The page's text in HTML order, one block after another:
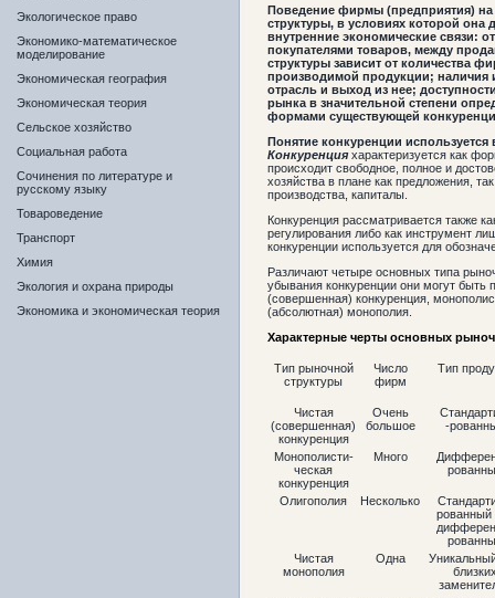
Экологическое право
Экономико-математическое
моделирование
Экономическая география
Экономическая теория
Сельское хозяйство
Социальная работа
Сочинения по литературе и
русскому языку
Товароведение
Транспорт
Химия
Экология и охрана природы
Экономика и экономическая теория
Поведение фирмы (предприятия)
структуры, в условиях которой она
внутренние экономические связи:
покупателями товаров, между
структуры зависит от количества
производимой продукции; наличия
отрасль и выход из нее;
рынка в значительной степени
формами существующей
Понятие конкуренции
Конкуренцияхарактеризуется как
происходит свободное, полное и
хозяйства в плане как предложения,
производства, капиталы.
Конкуренция рассматривается также
регулирования либо как инструмент
конкуренции используется для
Различают четыре основных типа
убывания конкуренции они могут
(совершенная) конкуренция,
(абсолютная) монополия.
Характерные черты основных
Тип рыночной
структуры
Число
фирм
Тип
Чистая
(совершенная)
конкуренция
Очень
большое
-
Монополисти-
ческая
конкуренция
Много
Олигополия Несколько
рованный
Чистая
монополия
Одна